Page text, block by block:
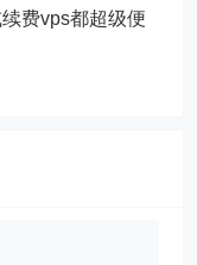
费vps都超级便